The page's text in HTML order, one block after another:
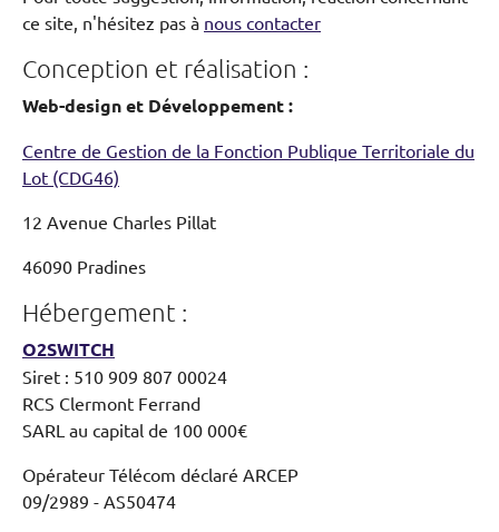
ce site, n'hésitez pas à nous contacter
Conception et réalisation :
Web-design et Développement :
Centre de Gestion de la Fonction Publique Territoriale du
Lot (CDG46)
12 Avenue Charles Pillat
46090 Pradines
Hébergement :
O2SWITCH
Siret : 510 909 807 00024
RCS Clermont Ferrand
SARL au capital de 100 000€
Opérateur Télécom déclaré ARCEP
09/2989 - AS50474